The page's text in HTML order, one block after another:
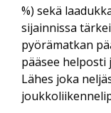
%) sekä
sijainnissa
pyörämatkan
pääsee helposti
Lähes joka